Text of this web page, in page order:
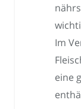
Im
eine